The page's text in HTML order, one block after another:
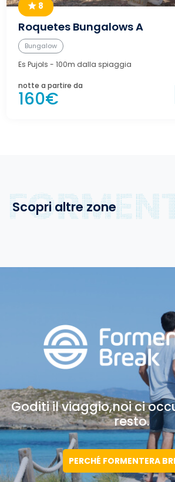
8
Roquetes Bungalows A
Bungalow
Es Pujols - 100m dalla spiaggia
notte a partire da
160€
Scopri altre zone
Goditi il viaggio,noici
resto.
PERCHÉ FORMENTERA